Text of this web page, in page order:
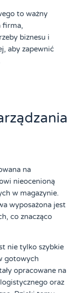
to ważny
firma,
biznesu i
aby zapewnić
na
nieocenioną
w magazynie.
wyposażona jest
co znacząco
nie tylko szybkie
gotowych
opracowane na
oraz